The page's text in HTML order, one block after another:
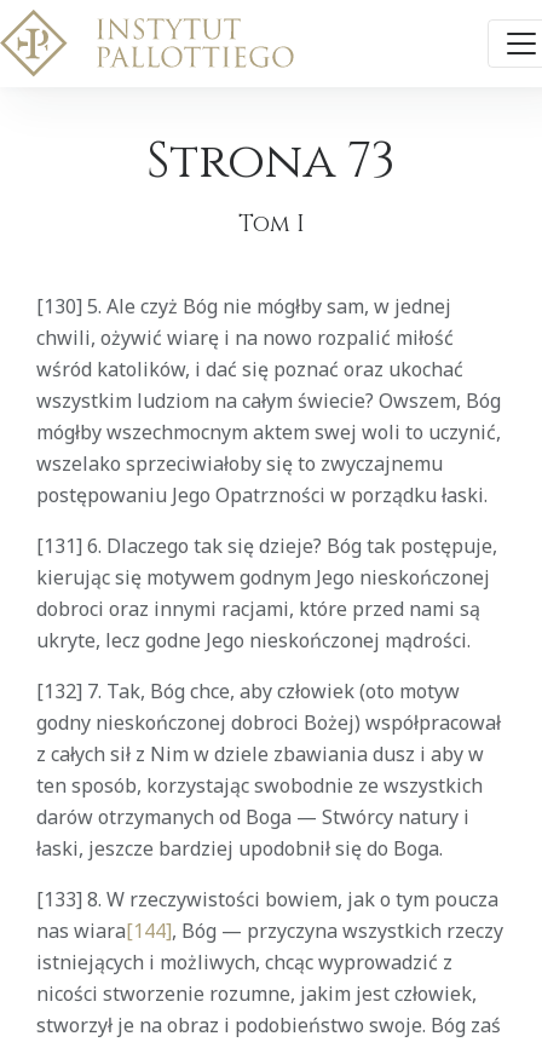
Strona 73
Tom I
[130] 5. Ale czyż Bóg nie mógłby sam, w jednej
chwili, ożywić wiarę i na nowo rozpalić miłość
wśród katolików, i dać się poznać oraz ukochać
wszystkim ludziom na całym świecie? Owszem, Bóg
mógłby wszechmocnym aktem swej woli to uczynić,
wszelako sprzeciwiałoby się to zwyczajnemu
postępowaniu Jego Opatrzności w porządku łaski.
[131] 6. Dlaczego tak się dzieje? Bóg tak postępuje,
kierując się motywem godnym Jego nieskończonej
dobroci oraz innymi racjami, które przed nami są
ukryte, lecz godne Jego nieskończonej mądrości.
[132] 7. Tak, Bóg chce, aby człowiek (oto motyw
godny nieskończonej dobroci Bożej) współpracował
z całych sił z Nim w dziele zbawiania dusz i aby w
ten sposób, korzystając swobodnie ze wszystkich
darów otrzymanych od Boga — Stwórcy natury i
łaski, jeszcze bardziej upodobnił się do Boga.
[133] 8. W rzeczywistości bowiem, jak o tym poucza
nas wiara[144], Bóg — przyczyna wszystkich rzeczy
istniejących i możliwych, chcąc wyprowadzić z
nicości stworzenie rozumne, jakim jest człowiek,
stworzył je na obraz i podobieństwo swoje. Bóg zaś